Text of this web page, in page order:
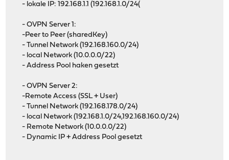
- lokale IP: 192.168.1.1 (192.168.1.0/24(
- OVPN Server 1:
-Peer to Peer (sharedKey)
- Tunnel Network (192.168.160.0/24)
- local Network (10.0.0.0/22)
- Address Pool haken gesetzt
- OVPN Server 2:
-Remote Access (SSL + User)
- Tunnel Network (192.168.178.0/24)
- local Network (192.168.1.0/24,192.168.160.0/24)
- Remote Network (10.0.0.0/22)
- Dynamic IP + Address Pool gesetzt